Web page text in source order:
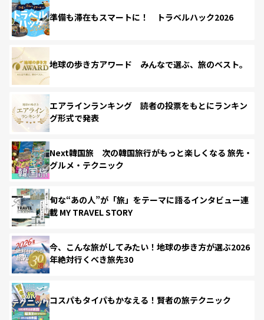
準備も滞在もスマートに！ トラベルハック2026
地球の歩き方アワード みんなで選ぶ、旅のベスト。
エアラインランキング 読者の投票をもとにランキン
グ形式で発表
Next韓国旅 次の韓国旅行がもっと楽しくなる 旅先・
グルメ・テクニック
旬な“あの人”が「旅」をテーマに語るインタビュー連
載 MY TRAVEL STORY
今、こんな旅がしてみたい！地球の歩き方が選ぶ2026
年絶対行くべき旅先30
コスパもタイパもかなえる！賢者の旅テクニック